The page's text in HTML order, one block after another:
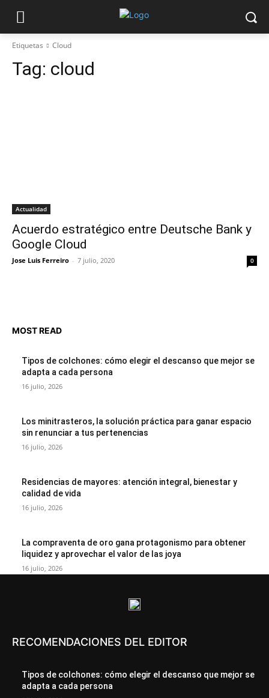
Etiquetas Cloud
Tag: cloud
Actualidad
Acuerdo estratégico entre Deutsche Bank y
Google Cloud
Jose Luis Ferreiro - 7 julio, 2020 0
MOST READ
Tipos de colchones: cómo elegir el descanso que mejor se
adapta a cada persona
16 julio, 2026
Los minitrasteros, la solución práctica para ganar espacio
sin renunciar a tus pertenencias
16 julio, 2026
Residencias de mayores: atención integral, bienestar y
calidad de vida
16 julio, 2026
La compraventa de oro gana protagonismo para obtener
liquidez y aprovechar el valor de las joya
16 julio, 2026
RECOMENDACIONES DEL EDITOR
Tipos de colchones: cómo elegir el descanso que mejor se
adapta a cada persona